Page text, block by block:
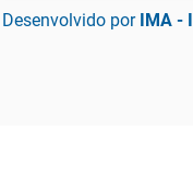
Desenvolvido por IMA -